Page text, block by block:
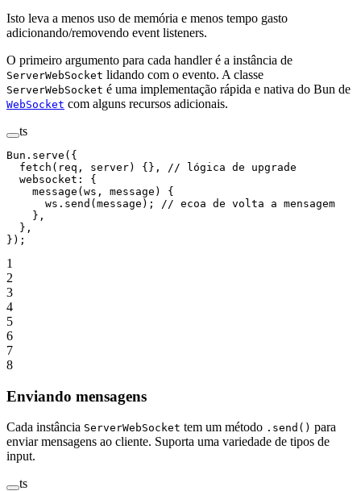
Isto leva a menos uso de memória e menos tempo gasto
adicionando/removendo event listeners.
O primeiro argumento para cada handler é a instância de
ServerWebSocket lidando com o evento. A classe
ServerWebSocket é uma implementação rápida e nativa do Bun de
WebSocket com alguns recursos adicionais.
ts
Bun. serve ({
  fetch
( req , server) {}, // lógica de upgrade
  websocket: {
    message
( ws , message ) {
      ws.
send (message); // ecoa de volta a mensagem
    },
  },
});
1
2
3
4
5
6
7
8
Enviando mensagens
Cada instância ServerWebSocket tem um método .send() para
enviar mensagens ao cliente. Suporta uma variedade de tipos de
input.
ts